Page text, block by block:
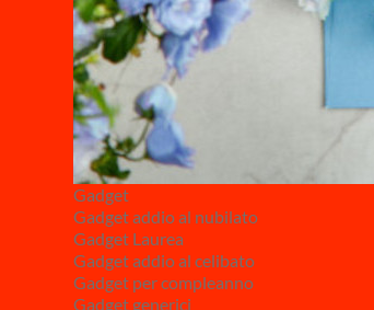
Gadget
Gadget addio al nubilato
Gadget Laurea
Gadget addio al celibato
Gadget per compleanno
Gadget generici